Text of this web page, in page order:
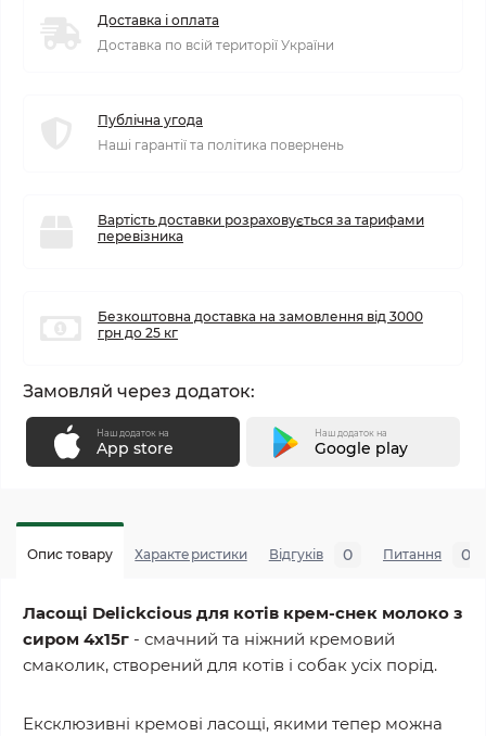
Доставка і оплата
Доставка по всій території України
Публічна угода
Наші гарантії та політика повернень
Вартість доставки розраховується за тарифами
перевізника
Безкоштовна доставка на замовлення від 3000
грн до 25 кг
Замовляй через додаток:
Наш додаток на
App store
Наш додаток на
Google play
Опис товару Характеристики Відгуків 0 Питання 0
Ласощі Delickcious для котів крем-снек молоко з
сиром 4х15г - смачний та ніжний кремовий
смаколик, створений для котів і собак усіх порід.
Ексклюзивні кремові ласощі, якими тепер можна